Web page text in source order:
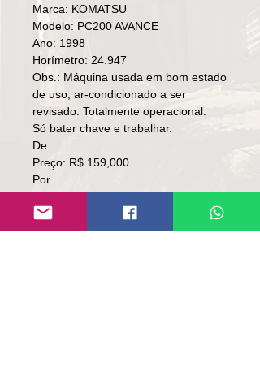
Marca: KOMATSU
Modelo: PC200 AVANCE
Ano: 1998
Horímetro: 24.947
Obs.: Máquina usada em bom estado
de uso, ar-condicionado a ser
revisado. Totalmente operacional.
Só bater chave e trabalhar.
De
Preço: R$ 159,000
Por
Preço: R$ 119,000
🚨TORRANDO🚨
Local: SC/RS.